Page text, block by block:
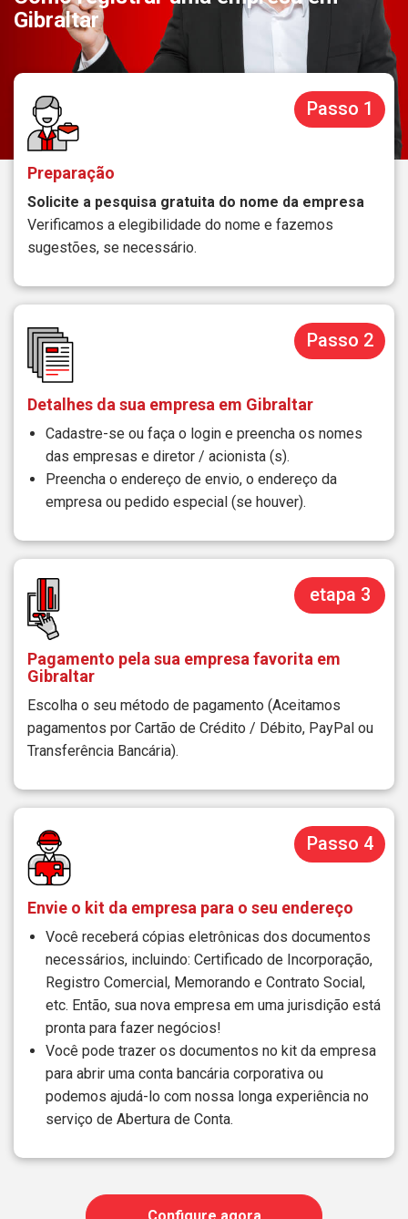
Gibraltar
Passo 1
Preparação
Solicite a pesquisa gratuita do nome da empresa
Verificamos a elegibilidade do nome e fazemos
sugestões, se necessário.
Passo 2
Detalhes da sua empresa em Gibraltar
Cadastre-se ou faça o login e preencha os nomes
das empresas e diretor / acionista (s).
Preencha o endereço de envio, o endereço da
empresa ou pedido especial (se houver).
etapa 3
Pagamento pela sua empresa favorita em
Gibraltar
Escolha o seu método de pagamento (Aceitamos
pagamentos por Cartão de Crédito / Débito, PayPal ou
Transferência Bancária).
Passo 4
Envie o kit da empresa para o seu endereço
Você receberá cópias eletrônicas dos documentos
necessários, incluindo: Certificado de Incorporação,
Registro Comercial, Memorando e Contrato Social,
etc. Então, sua nova empresa em uma jurisdição está
pronta para fazer negócios!
Você pode trazer os documentos no kit da empresa
para abrir uma conta bancária corporativa ou
podemos ajudá-lo com nossa longa experiência no
serviço de Abertura de Conta.